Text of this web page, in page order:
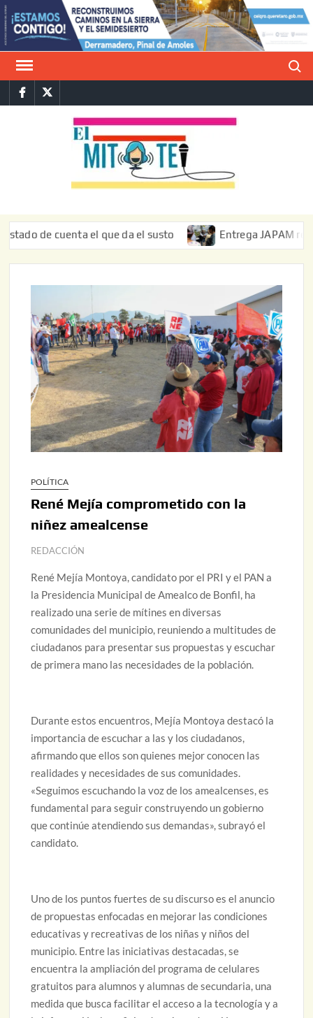
Saltar
al
contenido
FacebookTwitter
cuenta el que da el susto Entrega JAPAM
POLÍTICA
René Mejía comprometido con la
niñez amealcense
REDACCIÓN
René Mejía Montoya, candidato por el PRI y el PAN a
la Presidencia Municipal de Amealco de Bonfil, ha
realizado una serie de mítines en diversas
comunidades del municipio, reuniendo a multitudes de
ciudadanos para presentar sus propuestas y escuchar
de primera mano las necesidades de la población.
Durante estos encuentros, Mejía Montoya destacó la
importancia de escuchar a las y los ciudadanos,
afirmando que ellos son quienes mejor conocen las
realidades y necesidades de sus comunidades.
«Seguimos escuchando la voz de los amealcenses, es
fundamental para seguir construyendo un gobierno
que continúe atendiendo sus demandas», subrayó el
candidato.
Uno de los puntos fuertes de su discurso es el anuncio
de propuestas enfocadas en mejorar las condiciones
educativas y recreativas de los niñas y niños del
municipio. Entre las iniciativas destacadas, se
encuentra la ampliación del programa de celulares
gratuitos para alumnos y alumnas de secundaria, una
medida que busca facilitar el acceso a la tecnología y a